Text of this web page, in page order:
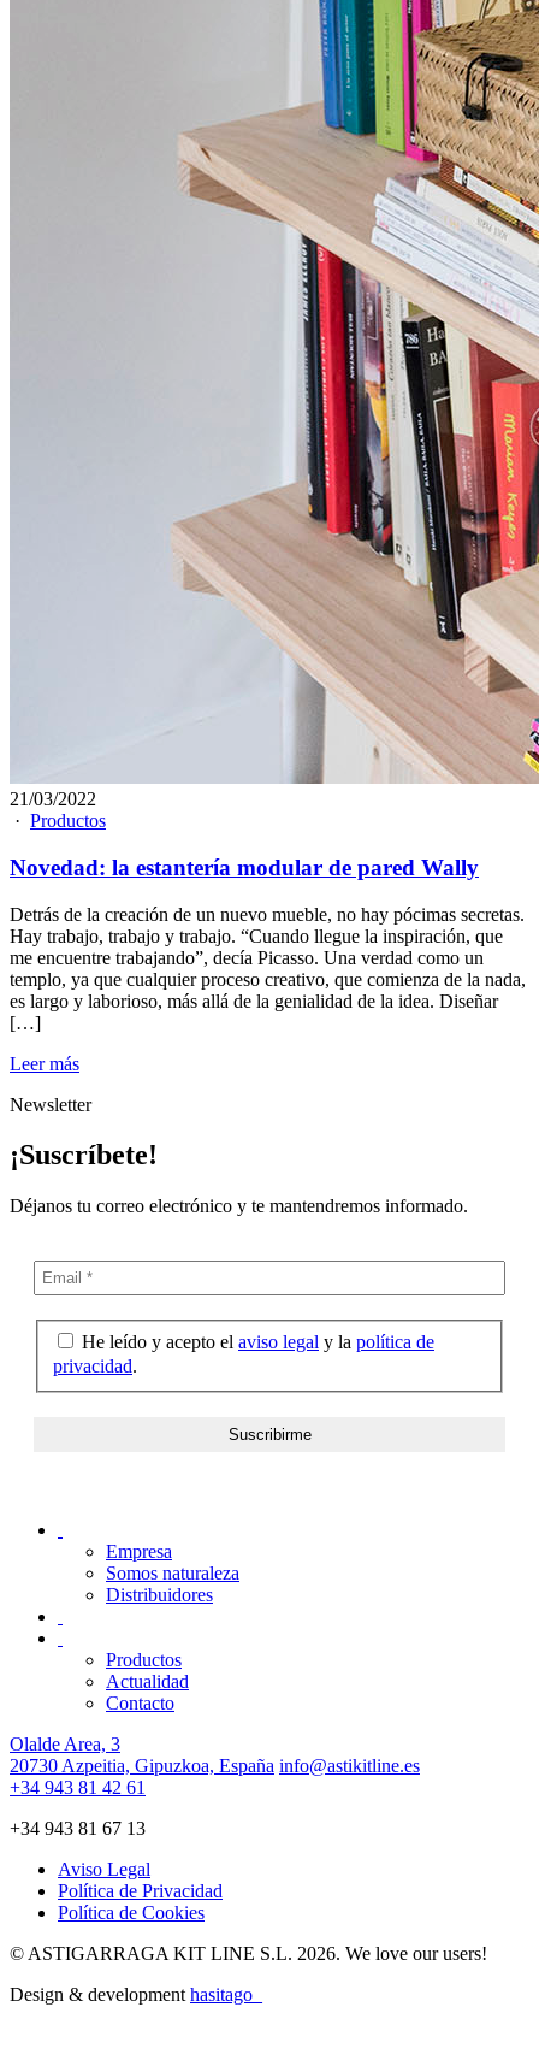
21/03/2022
· Productos
Novedad: la estantería modular de pared Wally
Detrás de la creación de un nuevo mueble, no hay pócimas secretas.
Hay trabajo, trabajo y trabajo. “Cuando llegue la inspiración, que
me encuentre trabajando”, decía Picasso. Una verdad como un
templo, ya que cualquier proceso creativo, que comienza de la nada,
es largo y laborioso, más allá de la genialidad de la idea. Diseñar
[…]
Leer más
Newsletter
¡Suscríbete!
Déjanos tu correo electrónico y te mantendremos informado.
He leído y acepto el aviso legal y la política de
privacidad.
Empresa
Somos naturaleza
Distribuidores
Productos
Actualidad
Contacto
Olalde Area, 3
20730 Azpeitia, Gipuzkoa, España info@astikitline.es
+34 943 81 42 61
+34 943 81 67 13
Aviso Legal
Política de Privacidad
Política de Cookies
© ASTIGARRAGA KIT LINE S.L. 2026. We love our users!
Design & development hasitago_